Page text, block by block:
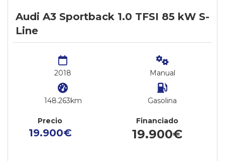
Audi A3 Sportback 1.0 TFSI 85 kW S-
Line
2018
148.263km
Manual
Gasolina
Precio
19.900€
Financiado
19.900€